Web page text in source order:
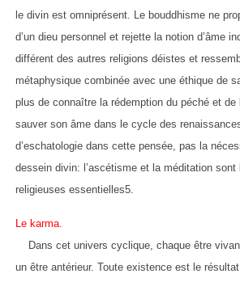
le divin est omniprésent. Le bouddhisme ne
d’un dieu personnel et rejette la notion d’âme
différent des autres religions déistes et
métaphysique combinée avec une éthique de
plus de connaître la rédemption du péché et
sauver son âme dans le cycle des
d’eschatologie dans cette pensée, pas la
dessein divin: l’ascétisme et la méditation sont
religieuses essentielles5.
Le karma.
Dans cet univers cyclique, chaque être
un être antérieur. Toute existence est le